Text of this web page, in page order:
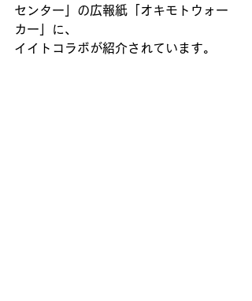
センター」の広報紙「オキモトウォー
カー」に、
イイトコラボが紹介されています。